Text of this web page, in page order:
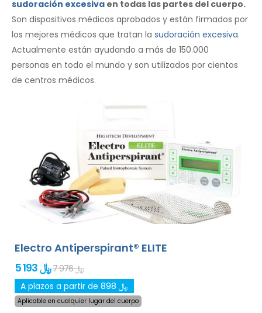
sudoración excesiva en todas las partes del cuerpo.
Son dispositivos médicos aprobados y están firmados por
los mejores médicos que tratan la sudoración excesiva.
Actualmente están ayudando a más de 150.000
personas en todo el mundo y son utilizados por cientos
de centros médicos.
Electro Antiperspirant® ELITE
5 193 ﷼
7 976 ﷼
A plazos a partir de 898 ﷼
Aplicable en cualquier lugar del cuerpo